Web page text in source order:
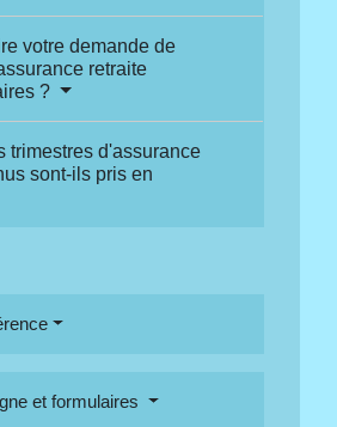
votre demande de
retraite
?
trimestres d'assurance
sont-ils pris en
et formulaires